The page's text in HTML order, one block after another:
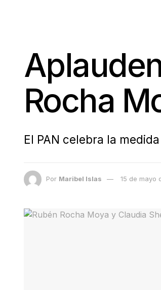
Rocha
El PAN celebra la
Por Maribel Islas 15 de mayo